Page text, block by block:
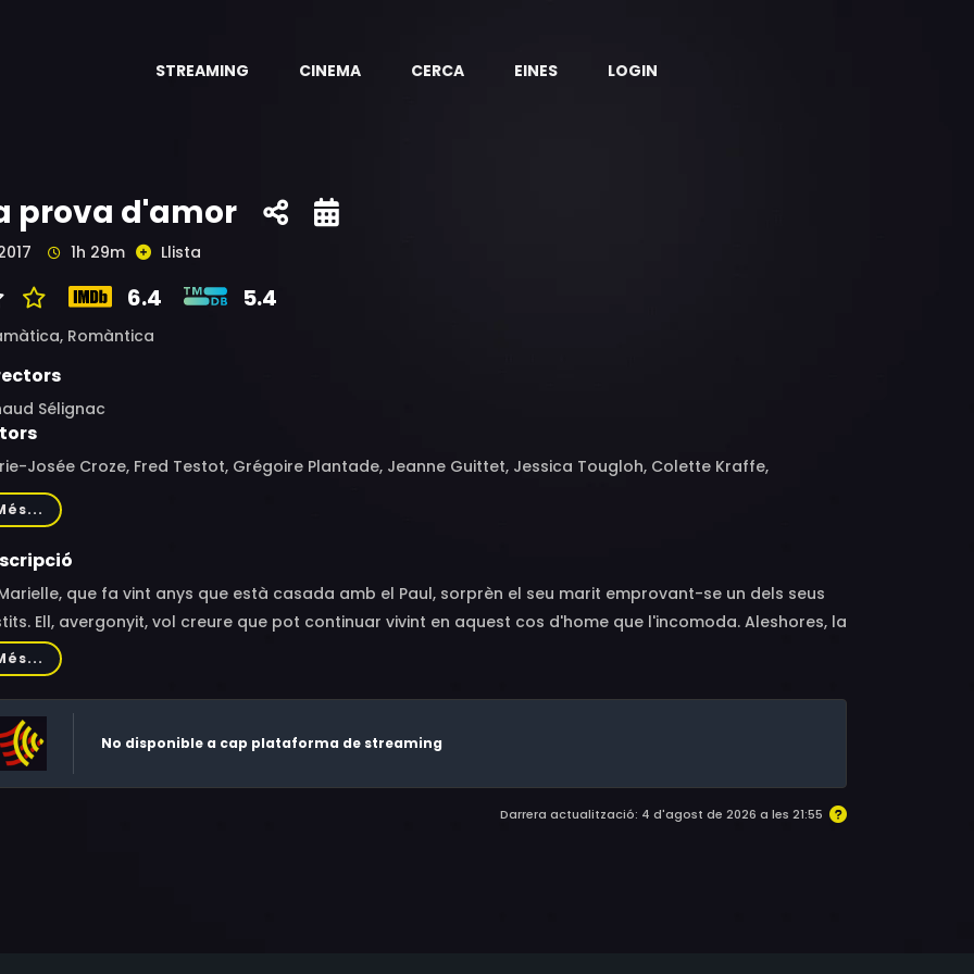
STREAMING CINEMA CERCA EINES LOGIN
prova d'amor
1h 29m Llista
6.4 5.4
Romàntica
Sélignac
Josée Croze, Fred Testot, Grégoire Plantade, Jeanne Guittet, Jessica Tougloh, Colette Kraffe,
Bissot, Pierre-Olivier Mornas, Jara Ezo
que fa vint anys que està casada amb el Paul, sorprèn el seu marit emprovant-se un dels seus
Ell, avergonyit, vol creure que pot continuar vivint en aquest cos d'home que l'incomoda. Aleshores, la
s'adona que el seu amor per Paul va més enllà de la seva aparença i que potser és el moment de
coses en la seva vida de parella tradicional.
No disponible a cap plataforma de streaming
Darrera actualització: 4 d'agost de 2026 a les 21:55